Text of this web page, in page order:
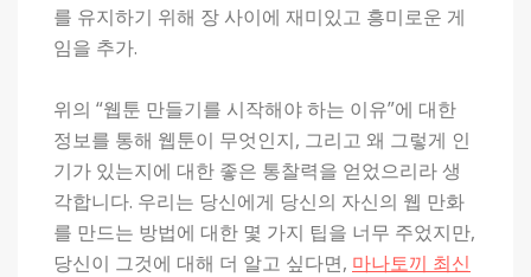
를 유지하기 위해 장 사이에 재미있고 흥미로운 게
임을 추가.
위의 “웹툰 만들기를 시작해야 하는 이유”에 대한
정보를 통해 웹툰이 무엇인지, 그리고 왜 그렇게 인
기가 있는지에 대한 좋은 통찰력을 얻었으리라 생
각합니다. 우리는 당신에게 당신의 자신의 웹 만화
를 만드는 방법에 대한 몇 가지 팁을 너무 주었지만,
당신이 그것에 대해 더 알고 싶다면, 마나토끼 최신